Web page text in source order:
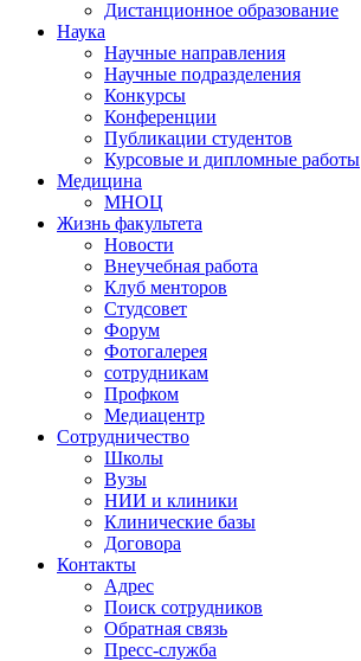
Дистанционное образование
Наука
Научные направления
Научные подразделения
Конкурсы
Конференции
Публикации студентов
Курсовые и дипломные работы
Медицина
МНОЦ
Жизнь факультета
Новости
Внеучебная работа
Клуб менторов
Студсовет
Форум
Фотогалерея
сотрудникам
Профком
Медиацентр
Сотрудничество
Школы
Вузы
НИИ и клиники
Клинические базы
Договора
Контакты
Адрес
Поиск сотрудников
Обратная связь
Пресс-служба